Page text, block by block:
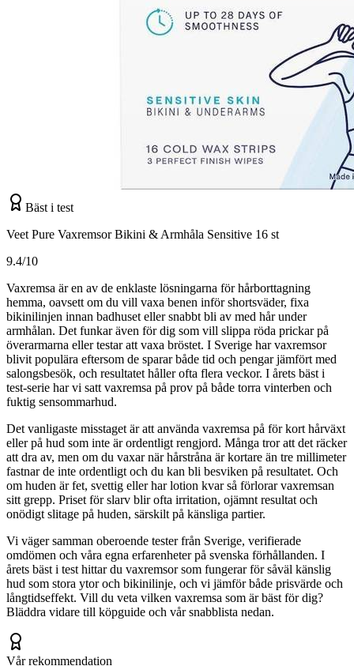
Bäst i test
Veet Pure Vaxremsor Bikini & Armhåla Sensitive 16 st
9.4/10
Vaxremsa är en av de enklaste lösningarna för hårborttagning
hemma, oavsett om du vill vaxa benen inför shortsväder, fixa
bikinilinjen innan badhuset eller snabbt bli av med hår under
armhålan. Det funkar även för dig som vill slippa röda prickar på
överarmarna eller testar att vaxa bröstet. I Sverige har vaxremsor
blivit populära eftersom de sparar både tid och pengar jämfört med
salongsbesök, och resultatet håller ofta flera veckor. I årets bäst i
test-serie har vi satt vaxremsa på prov på både torra vinterben och
fuktig sensommarhud.
Det vanligaste misstaget är att använda vaxremsa på för kort hårväxt
eller på hud som inte är ordentligt rengjord. Många tror att det räcker
att dra av, men om du vaxar när hårstråna är kortare än tre millimeter
fastnar de inte ordentligt och du kan bli besviken på resultatet. Och
om huden är fet, svettig eller har lotion kvar så förlorar vaxremsan
sitt grepp. Priset för slarv blir ofta irritation, ojämnt resultat och
onödigt slitage på huden, särskilt på känsliga partier.
Vi väger samman oberoende tester från Sverige, verifierade
omdömen och våra egna erfarenheter på svenska förhållanden. I
årets bäst i test hittar du vaxremsor som fungerar för såväl känslig
hud som stora ytor och bikinilinje, och vi jämför både prisvärde och
långtidseffekt. Vill du veta vilken vaxremsa som är bäst för dig?
Bläddra vidare till köpguide och vår snabblista nedan.
Vår rekommendation